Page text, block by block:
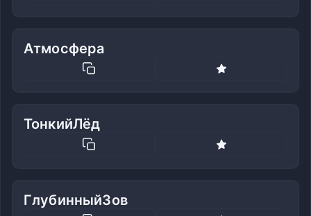
Атмосфера
ТонкийЛёд
ГлубинныйЗов